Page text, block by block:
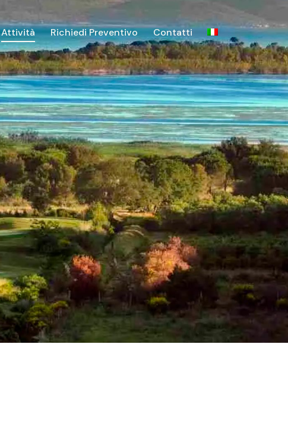
Attività Richiedi Preventivo Contatti